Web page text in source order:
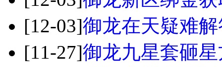
[12-03]御龙在天疑难
[11-27]御龙九星套砸